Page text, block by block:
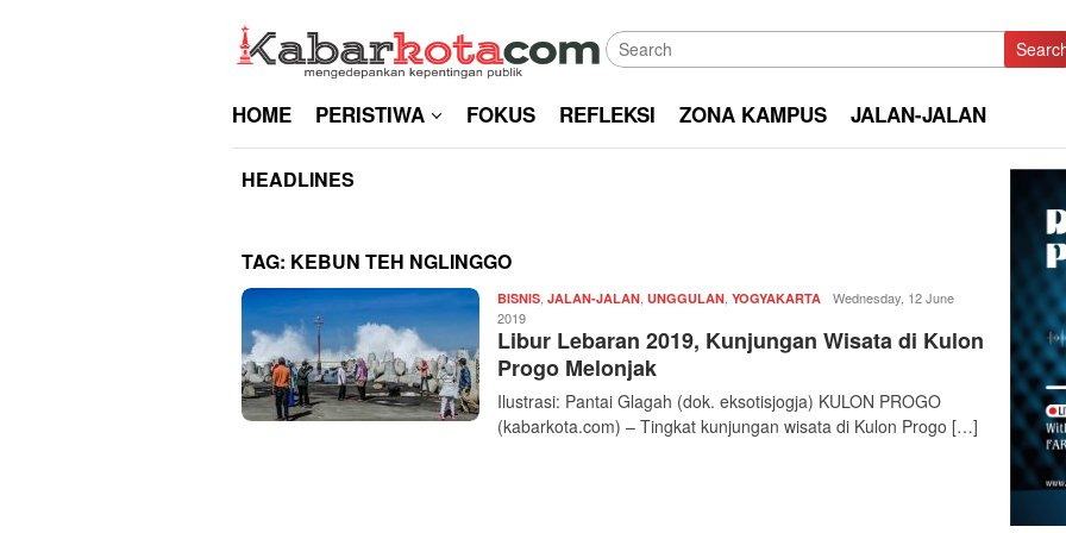
HOME PERISTIWA FOKUS REFLEKSI ZONA KAMPUS JALAN-JALAN
HEADLINES
TAG: KEBUN TEH NGLINGGO
BISNIS JALAN-JALAN UNGGULAN YOGYAKARTA Redaksi
kabarkota
Wednesday, 12 June
2019
Libur Lebaran 2019, Kunjungan Wisata di Kulon
Progo Melonjak
Ilustrasi: Pantai Glagah (dok. eksotisjogja) KULON PROGO
(kabarkota.com) – Tingkat kunjungan wisata di Kulon Progo […]